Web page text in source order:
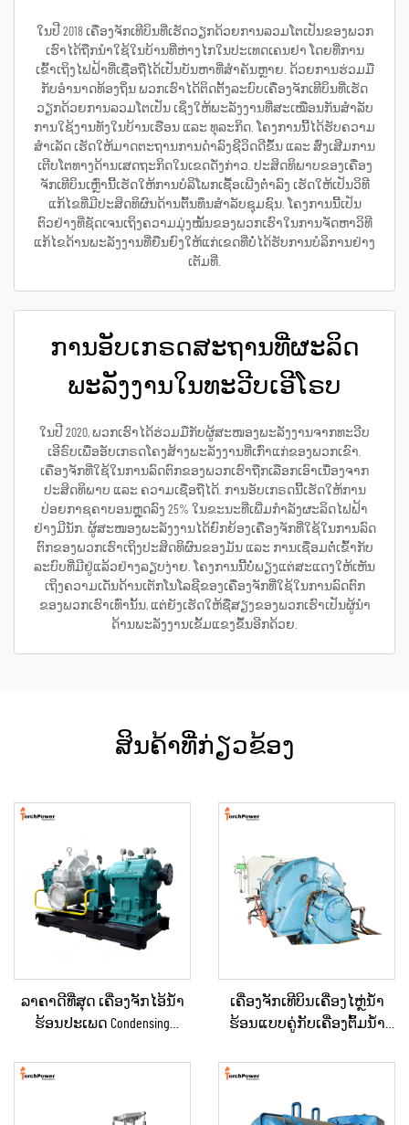
ໃນປີ 2018 ເຄື່ອງຈັກເທີບິນທີ່ເຮັດວຽກດ້ວຍການລວມໂຕເປັນຂອງພວກ
ເຮົາໄດ້ຖືກນຳໃຊ້ໃນບ້ານທີ່ຫ່າງໄກໃນປະເທດເຄນຢາ ໂດຍທີ່ການ
ເຂົ້າເຖິງໄຟຟ້າທີ່ເຊື່ອຖືໄດ້ເປັນບັນຫາທີ່ສຳຄັນຫຼາຍ. ດ້ວຍການຮ່ວມມື
ກັບອຳນາດທ້ອງຖິ່ນ ພວກເຮົາໄດ້ຕິດຕັ້ງລະບົບເຄື່ອງຈັກເທີບິນທີ່ເຮັດ
ວຽກດ້ວຍການລວມໂຕເປັນ ເຊິ່ງໃຫ້ພະລັງງານທີ່ສະເໝືອນກັນສຳລັບ
ການໃຊ້ງານທັງໃນບ້ານເຮືອນ ແລະ ທຸລະກິດ. ໂຄງການນີ້ໄດ້ຮັບຄວາມ
ສຳເລັດ ເຮັດໃຫ້ມາດຕະຖານການດຳລົງຊີວິດດີຂຶ້ນ ແລະ ສົ່ງເສີມການ
ເຕີບໂຕທາງດ້ານເສດຖະກິດໃນເຂດດັ່ງກ່າວ. ປະສິດທິພາບຂອງເຄື່ອງ
ຈັກເທີບິນເຫຼົ່ານີ້ເຮັດໃຫ້ການບໍລິໂພກເຊື້ອເພີງຕ່ຳລົງ ເຮັດໃຫ້ເປັນວິທີ
ແກ້ໄຂທີ່ມີປະສິດທິຜົນດ້ານຕົ້ນທຶນສຳລັບຊຸມຊົນ. ໂຄງການນີ້ເປັນ
ຕົວຢ່າງທີ່ຊັດເຈນເຖິງຄວາມມຸ່ງໝັ້ນຂອງພວກເຮົາໃນການຈັດຫາວິທີ
ແກ້ໄຂດ້ານພະລັງງານທີ່ຍືນຍົງໃຫ້ແກ່ເຂດທີ່ບໍ່ໄດ້ຮັບການບໍລິການຢ່າງ
ເຕັມທີ່.
ການອັບເກຣດສະຖານທີ່ຜະລິດ
ພະລັງງານໃນທະວີບເອີໂຣບ
ໃນປີ 2020, ພວກເຮົາໄດ້ຮ່ວມມືກັບຜູ້ສະໜອງພະລັງງານຈາກທະວີບ
ເອີຣົບເພື່ອອັບເກຣດໂຄງສ້າງພະລັງງານທີ່ເກົ່າແກ່ຂອງພວກເຂົາ.
ເຄື່ອງຈັກທີ່ໃຊ້ໃນການລົດຕົກຂອງພວກເຮົາຖືກເລືອກເອົາເນື່ອງຈາກ
ປະສິດທິພາບ ແລະ ຄວາມເຊື່ອຖືໄດ້. ການອັບເກຣດນີ້ເຮັດໃຫ້ການ
ປ່ອຍກາຊຄາບອນຫຼຸດລົງ 25% ໃນຂະນະທີ່ເພີ່ມກຳລັງຜະລິດໄຟຟ້າ
ຢ່າງມີນັກ. ຜູ້ສະໜອງພະລັງງານໄດ້ຍົກຍ້ອງເຄື່ອງຈັກທີ່ໃຊ້ໃນການລົດ
ຕົກຂອງພວກເຮົາເຖິງປະສິດທິຜົນຂອງມັນ ແລະ ການເຊື່ອມຕໍ່ເຂົ້າກັບ
ລະບົບທີ່ມີຢູ່ແລ້ວຢ່າງລຽບງ່າຍ. ໂຄງການນີ້ບໍ່ພຽງແຕ່ສະແດງໃຫ້ເຫັນ
ເຖິງຄວາມເດັ່ນດ້ານເຕັກໂນໂລຊີຂອງເຄື່ອງຈັກທີ່ໃຊ້ໃນການລົດຕົກ
ຂອງພວກເຮົາເທົ່ານັ້ນ, ແຕ່ຍັງເຮັດໃຫ້ຊື່ສຽງຂອງພວກເຮົາເປັນຜູ້ນຳ
ດ້ານພະລັງງານເຂັ້ມແຂງຂຶ້ນອີກດ້ວຍ.
ສິນຄ້າທີ່ກ່ຽວຂ້ອງ
ລາຄາດີທີ່ສຸດ ເຄື່ອງຈັກໄອ້ນ້ຳ
ຮ້ອນປະເພດ Condensing
500KW, 1MW ສຳລັບການສະຫ
ອຸດສາຫະກຳ
ເຄື່ອງຈັກເທີບິນເຄື່ອງໄຫຼ່ນ້ຳ
ຮ້ອນແບບຄູ່ກັບເຄື່ອງຕົ້ມນ້ຳ
Pressure) ສອງຂັ້ນຕອນ 3MW-
ຜະລິດພະລັງງານໃນສະຖານີ